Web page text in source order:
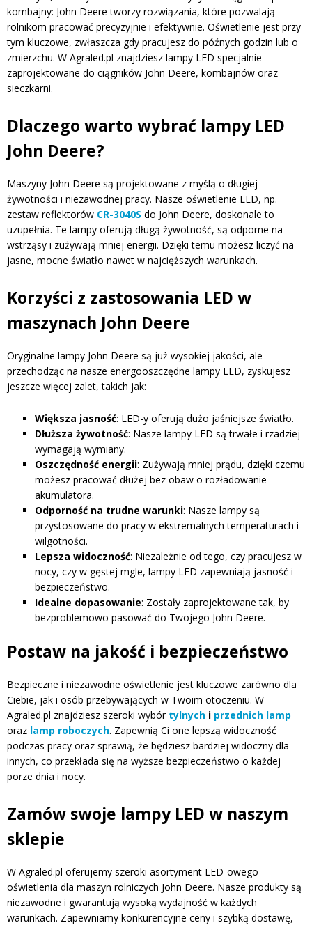
kombajny: John Deere tworzy rozwiązania, które pozwalają
rolnikom pracować precyzyjnie i efektywnie. Oświetlenie jest przy
tym kluczowe, zwłaszcza gdy pracujesz do późnych godzin lub o
zmierzchu. W Agraled.pl znajdziesz lampy LED specjalnie
zaprojektowane do ciągników John Deere, kombajnów oraz
sieczkarni.
Dlaczego warto wybrać lampy LED
John Deere?
Maszyny John Deere są projektowane z myślą o długiej
żywotności i niezawodnej pracy. Nasze oświetlenie LED, np.
zestaw reflektorów CR-3040S do John Deere, doskonale to
uzupełnia. Te lampy oferują długą żywotność, są odporne na
wstrząsy i zużywają mniej energii. Dzięki temu możesz liczyć na
jasne, mocne światło nawet w najcięższych warunkach.
Korzyści z zastosowania LED w
maszynach John Deere
Oryginalne lampy John Deere są już wysokiej jakości, ale
przechodząc na nasze energooszczędne lampy LED, zyskujesz
jeszcze więcej zalet, takich jak:
Większa jasność: LED-y oferują dużo jaśniejsze światło.
Dłuższa żywotność: Nasze lampy LED są trwałe i rzadziej
wymagają wymiany.
Oszczędność energii: Zużywają mniej prądu, dzięki czemu
możesz pracować dłużej bez obaw o rozładowanie
akumulatora.
Odporność na trudne warunki: Nasze lampy są
przystosowane do pracy w ekstremalnych temperaturach i
wilgotności.
Lepsza widoczność: Niezależnie od tego, czy pracujesz w
nocy, czy w gęstej mgle, lampy LED zapewniają jasność i
bezpieczeństwo.
Idealne dopasowanie: Zostały zaprojektowane tak, by
bezproblemowo pasować do Twojego John Deere.
Postaw na jakość i bezpieczeństwo
Bezpieczne i niezawodne oświetlenie jest kluczowe zarówno dla
Ciebie, jak i osób przebywających w Twoim otoczeniu. W
Agraled.pl znajdziesz szeroki wybór tylnych i przednich lamp
oraz lamp roboczych. Zapewnią Ci one lepszą widoczność
podczas pracy oraz sprawią, że będziesz bardziej widoczny dla
innych, co przekłada się na wyższe bezpieczeństwo o każdej
porze dnia i nocy.
Zamów swoje lampy LED w naszym
sklepie
W Agraled.pl oferujemy szeroki asortyment LED-owego
oświetlenia dla maszyn rolniczych John Deere. Nasze produkty są
niezawodne i gwarantują wysoką wydajność w każdych
warunkach. Zapewniamy konkurencyjne ceny i szybką dostawę,